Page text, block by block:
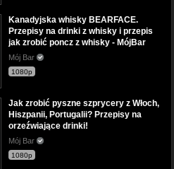
Kanadyjska whisky BEARFACE.
Przepisy na drinki z whisky i przepis
jak zrobić poncz z whisky - MójBar
Mój Bar
1080p
Jak zrobić pyszne szprycery z Włoch,
Hiszpanii, Portugalii? Przepisy na
orzeźwiające drinki!
Mój Bar
1080p